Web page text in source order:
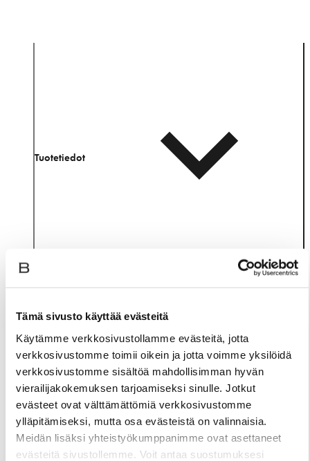
Tämä sivusto käyttää evästeitä
Käytämme verkkosivustollamme evästeitä, jotta
verkkosivustomme toimii oikein ja jotta voimme yksilöidä
verkkosivustomme sisältöä mahdollisimman hyvän
vierailijakokemuksen tarjoamiseksi sinulle. Jotkut
evästeet ovat välttämättömiä verkkosivustomme
ylläpitämiseksi, mutta osa evästeistä on valinnaisia.
Meidän lisäksi yhteistyökumppanimme ovat asettaneet
evästeitä sivustollemme. Voit antaa suostumuksesi
Tuotetiedot
Materiaali